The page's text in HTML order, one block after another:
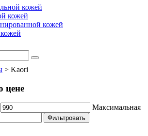
кожей
кожей
кожей
> Kaori
цене
Максимальная
Фильтровать